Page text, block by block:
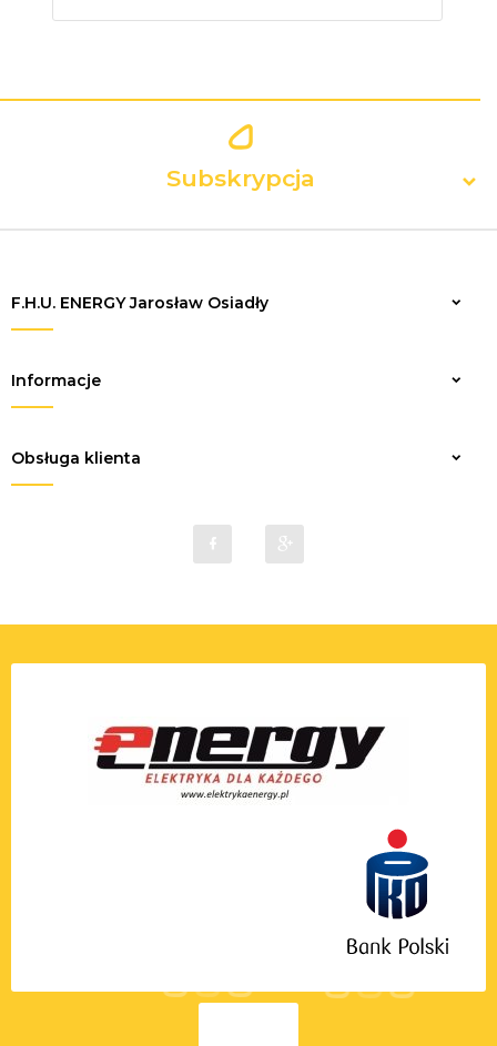
Subskrypcja
Zapisz
F.H.U. ENERGY Jarosław Osiadły
sklep@elektrykaenergy.pl
Informacje
Obsługa klienta